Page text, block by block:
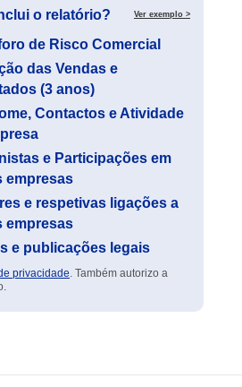
o relatório? Ver exemplo >
de Risco Comercial
das Vendas e
(3 anos)
Contactos e Atividade
e Participações em
empresas
e respetivas ligações a
empresas
e publicações legais
privacidade. Também autorizo a